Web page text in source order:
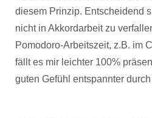
diesem Prinzip. Entscheidend
nicht in Akkordarbeit zu
Pomodoro-Arbeitszeit, z.B. im
fällt es mir leichter 100%
guten Gefühl entspannter